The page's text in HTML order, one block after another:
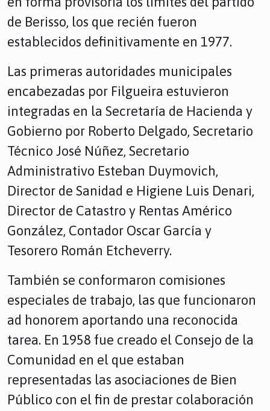
de Berisso, los que recién fueron
establecidos definitivamente en 1977.
Las primeras autoridades municipales
encabezadas por Filgueira estuvieron
integradas en la Secretaría de Hacienda y
Gobierno por Roberto Delgado, Secretario
Técnico José Núñez, Secretario
Administrativo Esteban Duymovich,
Director de Sanidad e Higiene Luis Denari,
Director de Catastro y Rentas Américo
González, Contador Oscar García y
Tesorero Román Etcheverry.
También se conformaron comisiones
especiales de trabajo, las que funcionaron
ad honorem aportando una reconocida
tarea. En 1958 fue creado el Consejo de la
Comunidad en el que estaban
representadas las asociaciones de Bien
Público con el fin de prestar colaboración